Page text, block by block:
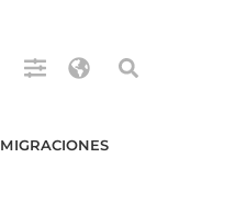
MIGRACIONES